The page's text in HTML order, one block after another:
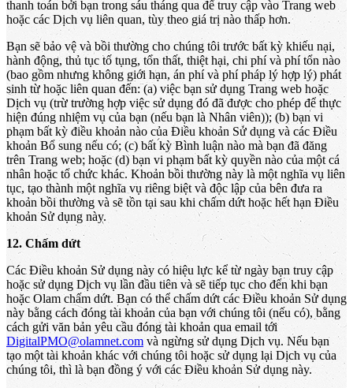
thanh toán bởi bạn trong sáu tháng qua để truy cập vào Trang web
hoặc các Dịch vụ liên quan, tùy theo giá trị nào thấp hơn.
Bạn sẽ bảo vệ và bồi thường cho chúng tôi trước bất kỳ khiếu nại,
hành động, thủ tục tố tụng, tổn thất, thiệt hại, chi phí và phí tổn nào
(bao gồm nhưng không giới hạn, án phí và phí pháp lý hợp lý) phát
sinh từ hoặc liên quan đến: (a) việc bạn sử dụng Trang web hoặc
Dịch vụ (trừ trường hợp việc sử dụng đó đã được cho phép để thực
hiện đúng nhiệm vụ của bạn (nếu bạn là Nhân viên)); (b) bạn vi
phạm bất kỳ điều khoản nào của Điều khoản Sử dụng và các Điều
khoản Bổ sung nếu có; (c) bất kỳ Bình luận nào mà bạn đã đăng
trên Trang web; hoặc (d) bạn vi phạm bất kỳ quyền nào của một cá
nhân hoặc tổ chức khác. Khoản bồi thường này là một nghĩa vụ liên
tục, tạo thành một nghĩa vụ riêng biệt và độc lập của bên đưa ra
khoản bồi thường và sẽ tồn tại sau khi chấm dứt hoặc hết hạn Điều
khoản Sử dụng này.
12. Chấm dứt
Các Điều khoản Sử dụng này có hiệu lực kể từ ngày bạn truy cập
hoặc sử dụng Dịch vụ lần đầu tiên và sẽ tiếp tục cho đến khi bạn
hoặc Olam chấm dứt. Bạn có thể chấm dứt các Điều khoản Sử dụng
này bằng cách đóng tài khoản của bạn với chúng tôi (nếu có), bằng
cách gửi văn bản yêu cầu đóng tài khoản qua email tới
DigitalPMO@olamnet.com và ngừng sử dụng Dịch vụ. Nếu bạn
tạo một tài khoản khác với chúng tôi hoặc sử dụng lại Dịch vụ của
chúng tôi, thì là bạn đồng ý với các Điều khoản Sử dụng này.